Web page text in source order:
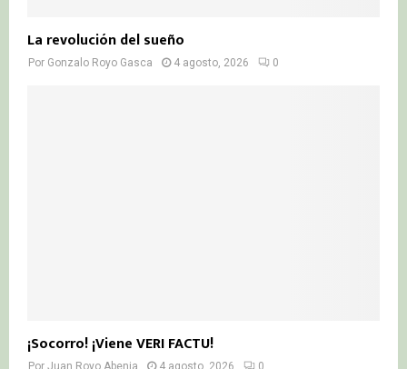
La revolución del sueño
Por Gonzalo Royo Gasca 4 agosto, 2026 0
¡Socorro! ¡Viene VERI FACTU!
Por Juan Royo Abenia 4 agosto, 2026 0